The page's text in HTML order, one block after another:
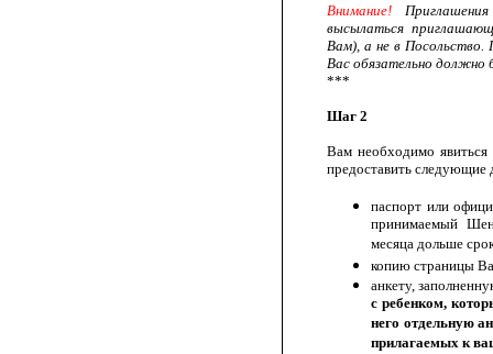
Внимание!
высылаться
Вам), а не в Посольство.
Вас обязательно
***
Шаг 2
Вам необходимо
предоставить
паспорт или
принимаемый
месяца дольше
копию страницы
анкету,
с ребенком,
него отдельную
прилагаемых к